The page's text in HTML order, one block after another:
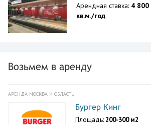
Арендная ставка: 4 800
кв.м./год
Возьмем в аренду
АРЕНДА МОСКВА И ОБЛАСТЬ
Бургер Кинг
Площадь: 200-300 м2